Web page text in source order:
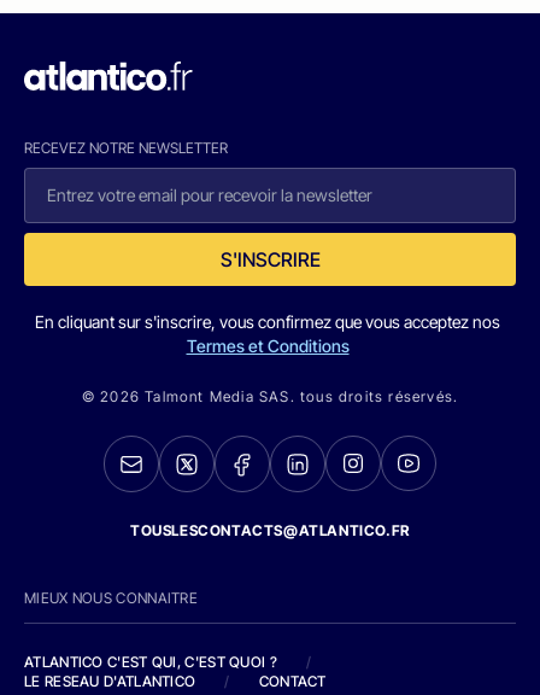
RECEVEZ NOTRE NEWSLETTER
S'INSCRIRE
En cliquant sur s'inscrire, vous confirmez que vous acceptez nos
Termes et Conditions
© 2026 Talmont Media SAS. tous droits réservés.
TOUSLESCONTACTS@ATLANTICO.FR
MIEUX NOUS CONNAITRE
ATLANTICO C'EST QUI, C'EST QUOI ?
/
LE RESEAU D'ATLANTICO
/ CONTACT